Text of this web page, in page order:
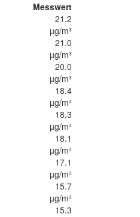
Messwert
21.2
µg/m³
21.0
µg/m³
20.0
µg/m³
18.4
µg/m³
18.3
µg/m³
18.1
µg/m³
17.1
µg/m³
15.7
µg/m³
15.3